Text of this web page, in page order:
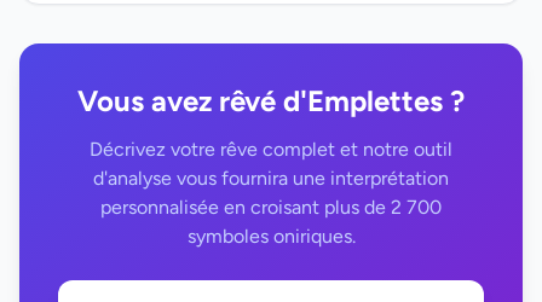
Vous avez rêvé d'Emplettes ?
Décrivez votre rêve complet et notre outil
d'analyse vous fournira une interprétation
personnalisée en croisant plus de 2 700
symboles oniriques.